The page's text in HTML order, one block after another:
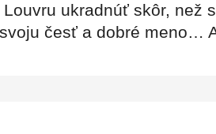
ukradnúť skôr, než
česť a dobré meno…